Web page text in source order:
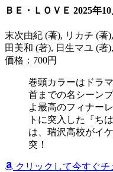
ＢＥ・ＬＯＶＥ 2025年
末次由紀 (著), リカチ (著
田美和 (著), 日生マユ (著
価格：700円
巻頭カラーはドラ
首までの名シーン
よ最高のフィナー
トに突入した『ち
は、瑞沢高校がイ
突！
クリックして今すぐチ